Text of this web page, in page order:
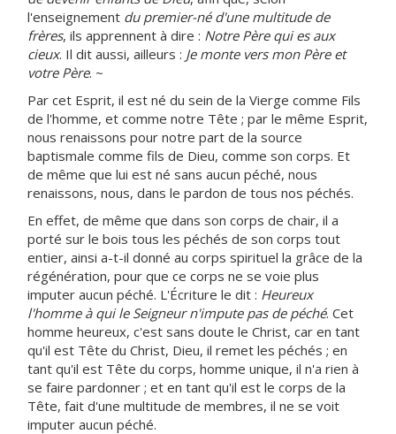
l'enseignement du premier-né d'une multitude de
frères, ils apprennent à dire : Notre Père qui es aux
cieux. Il dit aussi, ailleurs : Je monte vers mon Père et
votre Père. ~
Par cet Esprit, il est né du sein de la Vierge comme Fils
de l'homme, et comme notre Tête ; par le même Esprit,
nous renaissons pour notre part de la source
baptismale comme fils de Dieu, comme son corps. Et
de même que lui est né sans aucun péché, nous
renaissons, nous, dans le pardon de tous nos péchés.
En effet, de même que dans son corps de chair, il a
porté sur le bois tous les péchés de son corps tout
entier, ainsi a-t-il donné au corps spirituel la grâce de la
régénération, pour que ce corps ne se voie plus
imputer aucun péché. L'Écriture le dit : Heureux
l'homme à qui le Seigneur n'impute pas de péché. Cet
homme heureux, c'est sans doute le Christ, car en tant
qu'il est Tête du Christ, Dieu, il remet les péchés ; en
tant qu'il est Tête du corps, homme unique, il n'a rien à
se faire pardonner ; et en tant qu'il est le corps de la
Tête, fait d'une multitude de membres, il ne se voit
imputer aucun péché.